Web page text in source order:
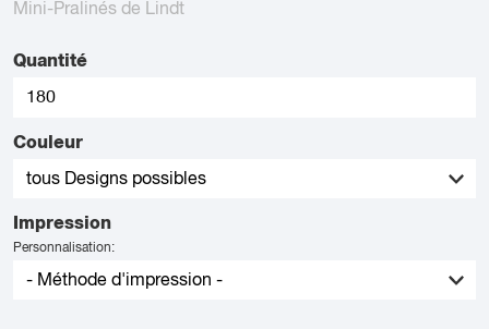
Mini-Pralinés de Lindt
Quantité
Couleur
Impression
Personnalisation: